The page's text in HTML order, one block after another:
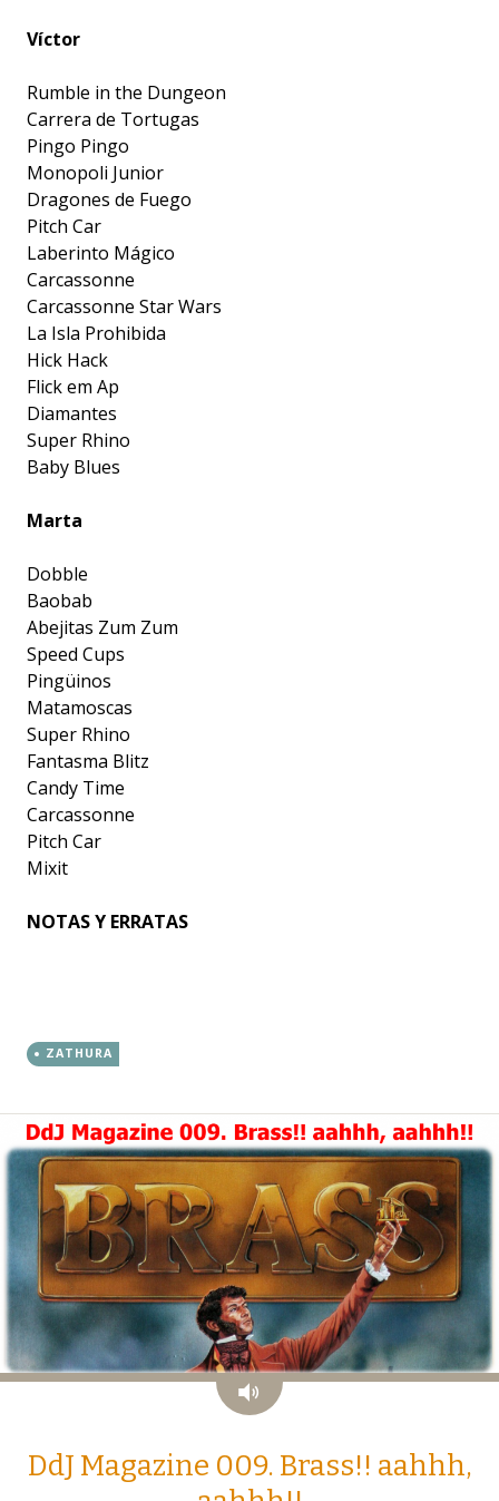
Víctor
Rumble in the Dungeon
Carrera de Tortugas
Pingo Pingo
Monopoli Junior
Dragones de Fuego
Pitch Car
Laberinto Mágico
Carcassonne
Carcassonne Star Wars
La Isla Prohibida
Hick Hack
Flick em Ap
Diamantes
Super Rhino
Baby Blues
Marta
Dobble
Baobab
Abejitas Zum Zum
Speed Cups
Pingüinos
Matamoscas
Super Rhino
Fantasma Blitz
Candy Time
Carcassonne
Pitch Car
Mixit
NOTAS Y ERRATAS
ZATHURA
Audio
DdJ Magazine 009. Brass!! aahhh,